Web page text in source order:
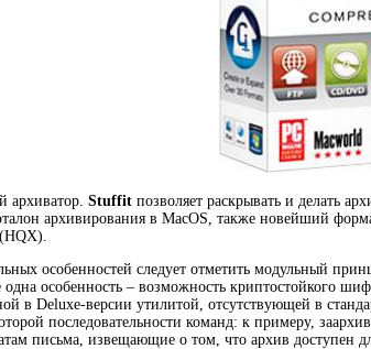
архиватор. Stuffit позволяет раскрывать и делать
архивирования в MacOS, также новейший
особенностей следует отметить модульный
особенность – возможность криптостойкого
в Deluxe-версии утилитой, отсутствующей в
последовательности команд: к примеру,
письма, извещающие о том, что архив доступен